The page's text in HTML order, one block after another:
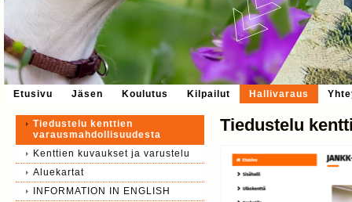
Etusivu Jäsen Koulutus Kilpailut Hallivaraus
Tiedustelu
Tiedustelu kenttien
varausmahdollisuudesta
Kenttien kuvaukset ja varustelu
Aluekartat
INFORMATION IN ENGLISH